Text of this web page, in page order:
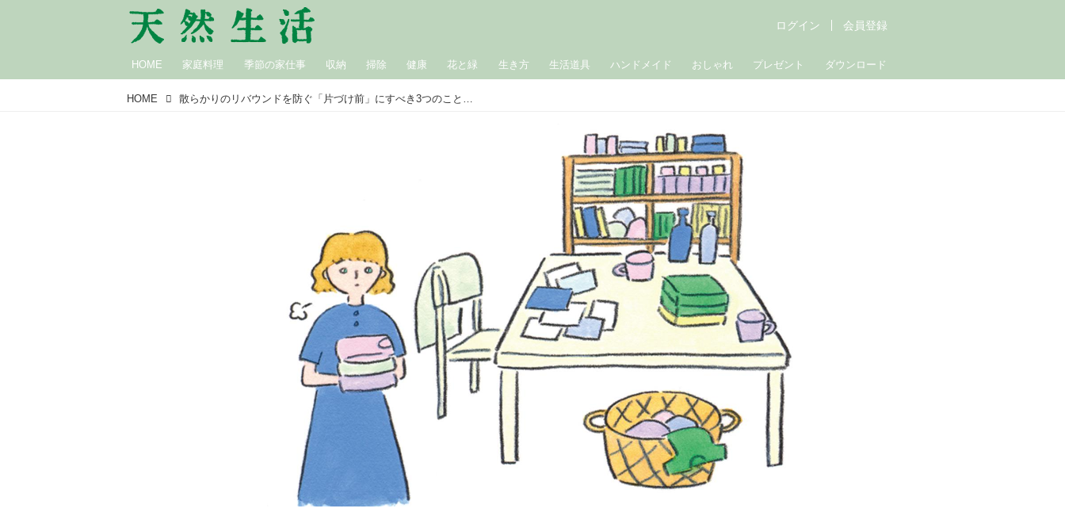
HOME 家庭料理 季節の家仕事 収納 掃除 健康 花と緑 生き方 生活道具 ハンドメイド おしゃれ プレゼント ダウンロード
ログイン 会員登録
HOME 散らかりのリバウンドを防ぐ「片づけ前」にすべき3つのこと。環境・問題・時間の“見える化”がきれいな部屋をキープするカギ／お片づけ習慣化コンサルタント・西﨑彩智さん